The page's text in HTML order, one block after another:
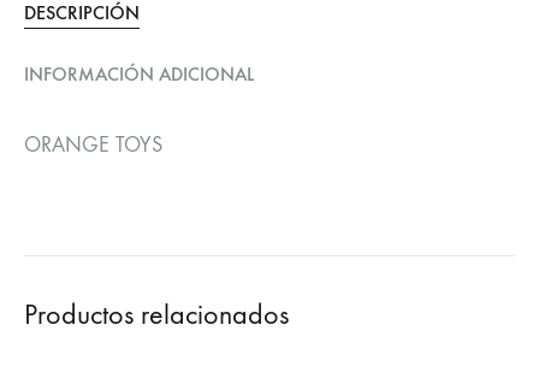
DESCRIPCIÓN
INFORMACIÓN ADICIONAL
ORANGE TOYS
Productos relacionados